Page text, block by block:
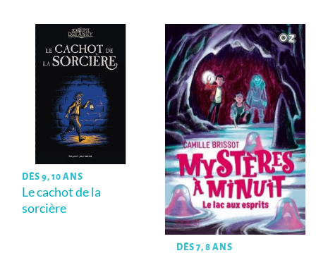
DÈS 9, 10 ANS
Le cachot de la
sorcière
DÈS 7, 8 ANS